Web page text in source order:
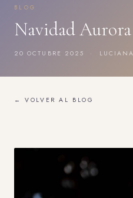
BLOG
Navidad Aurora
20 OCTUBRE 2025 ·
← VOLVER AL BLOG